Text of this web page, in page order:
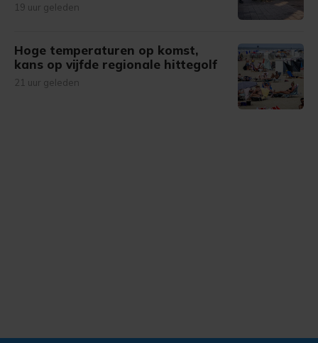
19 uur geleden
Hoge temperaturen op komst,
kans op vijfde regionale hittegolf
21 uur geleden